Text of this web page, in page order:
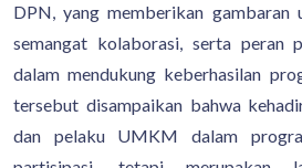
DPN, yang memberikan gambaran
semangat kolaborasi, serta peran
dalam mendukung keberhasilan
tersebut disampaikan bahwa
dan pelaku UMKM dalam